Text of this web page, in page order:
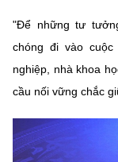
"Để những tư
chóng đi vào
nghiệp, nhà khoa
cầu nối vững chắc